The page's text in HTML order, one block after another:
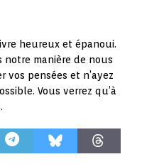
heureux et épanoui.
manière de nous
vos pensées et n’ayez
Vous verrez qu’à